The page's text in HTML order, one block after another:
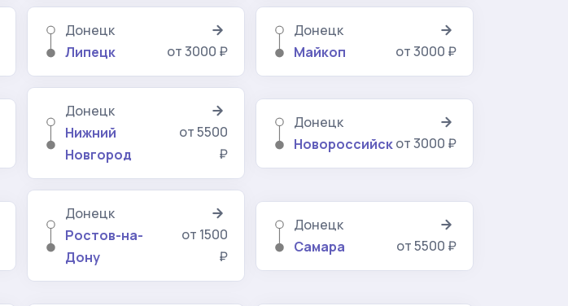
Донецк
Липецк
от 3000 ₽
Донецк
Майкоп
от 3000 ₽
Донецк
Нижний
Новгород
от 5500
₽
Донецк
Новороссийскот 3000 ₽
Донецк
Ростов-на-
Дону
от 1500
₽
Донецк
Самара
от 5500 ₽